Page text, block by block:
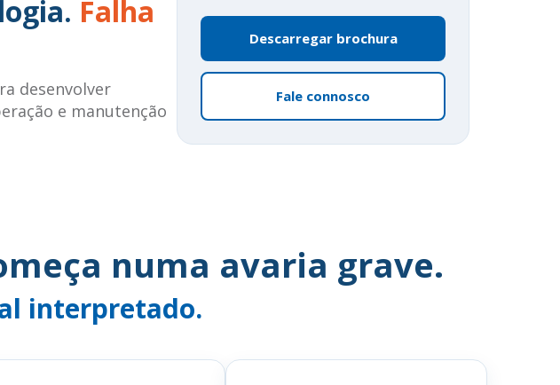
Falha
desenvolver
e manutenção
Descarregar brochura
Fale connosco
numa avaria grave.
interpretado.